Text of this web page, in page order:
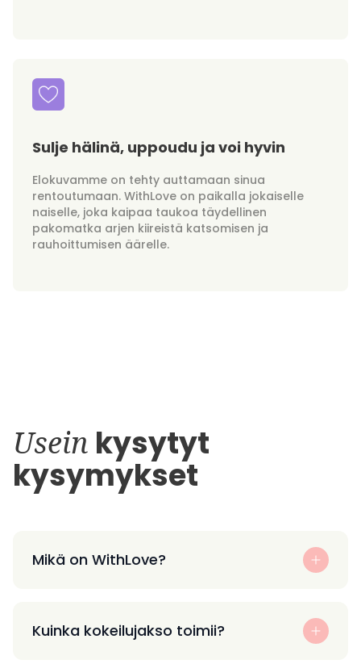
Sulje hälinä, uppoudu ja voi hyvin
Elokuvamme on tehty auttamaan sinua
rentoutumaan. WithLove on paikalla jokaiselle
naiselle, joka kaipaa taukoa täydellinen
pakomatka arjen kiireistä katsomisen ja
rauhoittumisen äärelle.
Usein kysytyt
kysymykset
Mikä on WithLove?
Kuinka kokeilujakso toimii?